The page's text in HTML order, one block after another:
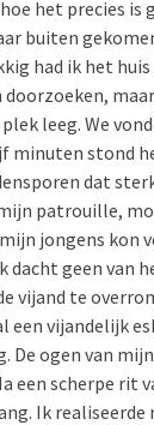
het precies is
buiten
had ik het
maar
leeg. We
minuten stond
dat
patrouille,
jongens kon
geen van
vijand te
vijandelijk
De ogen van
een scherpe rit
Ik realiseerde